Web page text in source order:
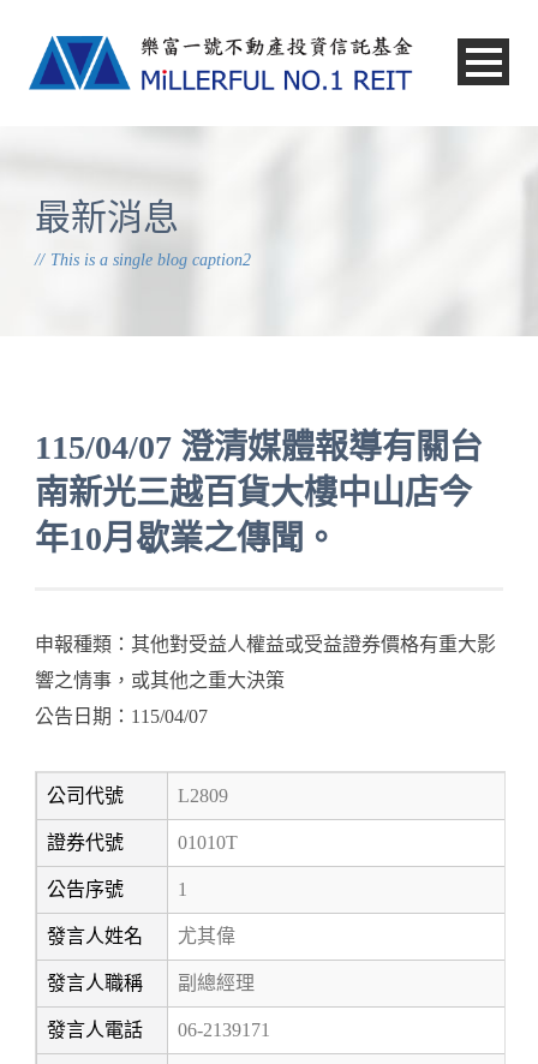
最新消息
This is a single blog caption2
115/04/07 澄清媒體報導有關台
南新光三越百貨大樓中山店今
年10月歇業之傳聞。
申報種類：其他對受益人權益或受益證券價格有重大影
響之情事，或其他之重大決策
公告日期：115/04/07
公司代號 L2809
證券代號 01010T
公告序號 1
發言人姓名 尤其偉
發言人職稱 副總經理
發言人電話 06-2139171